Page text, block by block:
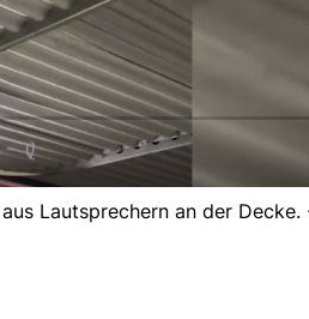
Lautsprechern an der Decke.